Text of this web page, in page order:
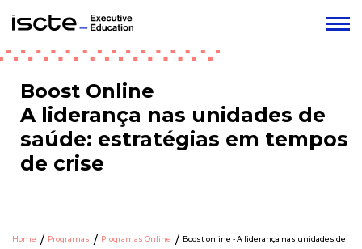
Boost Online
A liderança nas unidades de
saúde: estratégias em tempos
de crise
Home Programas Programas Online
Boost online - A liderança nas unidades de